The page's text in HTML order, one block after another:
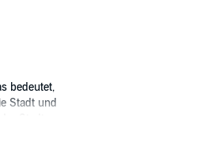
bedeutet,
Stadt und
Stadt